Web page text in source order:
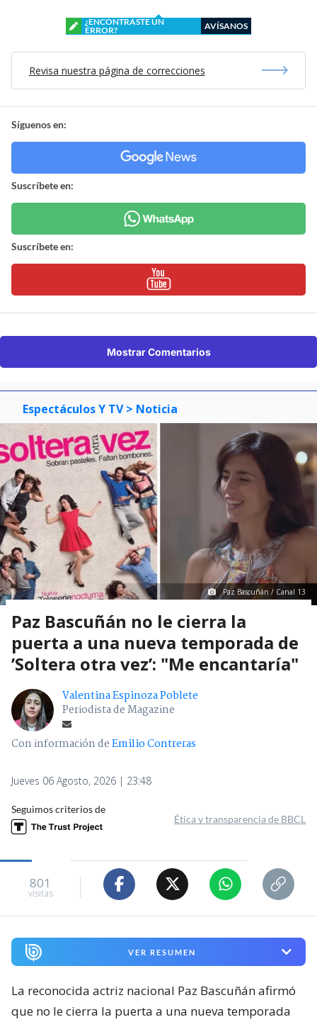
¿ENCONTRASTE UN
ERROR?
AVÍSANOS
Revisa nuestra página de correcciones
Síguenos en:
Suscríbete en:
Suscríbete en:
Mostrar Comentarios
Espectáculos Y TV > Noticia
Paz Bascuñán / Canal 13
Paz Bascuñán no le cierra la
puerta a una nueva temporada de
’Soltera otra vez’: "Me encantaría"
Valentina Espinoza Poblete
Periodista de Magazine
Con información deEmilio Contreras
Jueves 06 Agosto, 2026 | 23:48
Seguimos criterios de
Ética y transparencia de BBCL
801
visitas
VER RESUMEN
La reconocida actriz nacional Paz Bascuñán afirmó
que no le cierra la puerta a una nueva temporada